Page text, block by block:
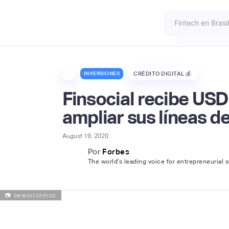
INVERSIONES CRÉDITO DIGITAL 💰
Finsocial recibe
ampliar sus líneas
August 19, 2020
Por Forbes
The world’s leading voice for entrepreneurial
📷 caracol.com.co